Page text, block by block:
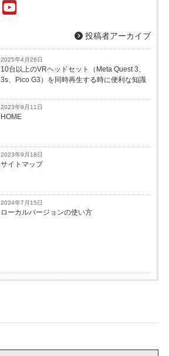
投稿者アーカイブ
2025年4月26日
10台以上のVRヘッドセット（Meta Quest 3、
3s、Pico G3）を同時再生する時に便利な知識
2023年9月11日
HOME
2023年9月18日
サイトマップ
2024年7月15日
ローカルバージョンの使い方